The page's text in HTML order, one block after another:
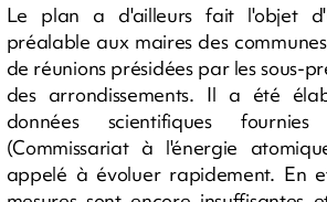
Le plan a d'ailleurs fait l'objet
préalable aux maires des
de réunions présidées par les sous-
des arrondissements. Il a été
données scientifiques
(Commissariat à l'énergie
appelé à évoluer rapidement. En